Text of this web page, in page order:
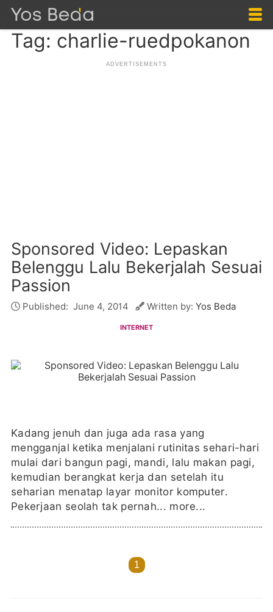
Tag: charlie-ruedpokanon
Sponsored Video: Lepaskan
Belenggu Lalu Bekerjalah Sesuai
Passion
Published: June 4, 2014 Written by: Yos Beda
INTERNET
Kadang jenuh dan juga ada rasa yang
mengganjal ketika menjalani rutinitas sehari-hari
mulai dari bangun pagi, mandi, lalu makan pagi,
kemudian berangkat kerja dan setelah itu
seharian menatap layar monitor komputer.
Pekerjaan seolah tak pernah... more...
1